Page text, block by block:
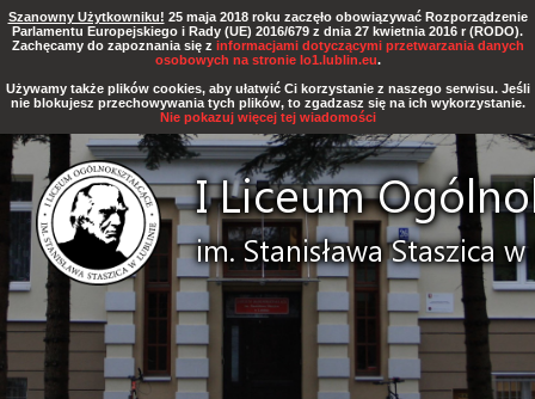
Szanowny Użytkowniku! 25 maja 2018 roku zaczęło obowiązywać Rozporządzenie
Parlamentu Europejskiego i Rady (UE) 2016/679 z dnia 27 kwietnia 2016 r (RODO).
Zachęcamy do zapoznania się z informacjami dotyczącymi przetwarzania danych
osobowych na stronie lo1.lublin.eu.
Używamy także plików cookies, aby ułatwić Ci korzystanie z naszego serwisu. Jeśli
nie blokujesz przechowywania tych plików, to zgadzasz się na ich wykorzystanie.
Nie pokazuj więcej tej wiadomości